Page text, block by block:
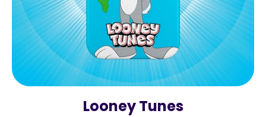
Looney Tunes